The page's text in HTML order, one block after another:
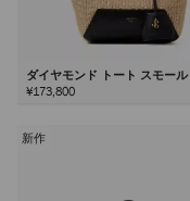
ダイヤモンド トート スモール
¥173,800
新作